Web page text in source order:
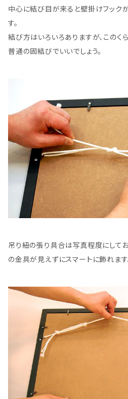
中心に結び目が来ると壁掛けフック
す。
結び方はいろいろありますが、このく
普通の固結びでいいでしょう。
吊り紐の張り具合は写真程度にして
の金具が見えずにスマートに飾れます